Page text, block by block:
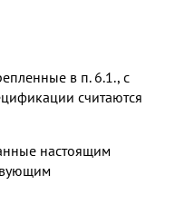
в п. 6.1., с
считаются
настоящим